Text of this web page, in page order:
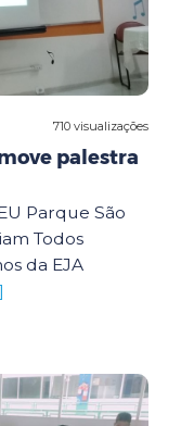
710 visualizações
palestra
Parque São
Todos
da EJA